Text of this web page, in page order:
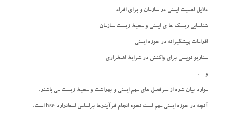
دلایل اهمیت ایمنی در سازمان و برای افراد
شناسایی ریسک ها ی ایمنی و محیط زیست سازمان
اقدامات پیشگیرانه در حوزه ایمنی
سناریو نویسی برای واکنش در شرایط اضطراری
و….
موارد بیان شده از سرفصل های مهم ایمنی و بهداشت و محیط زیست می باشند.
آنچه در حوزه ایمنی مهم است نحوه انجام فرآیندها براساس استاندارد hse است.